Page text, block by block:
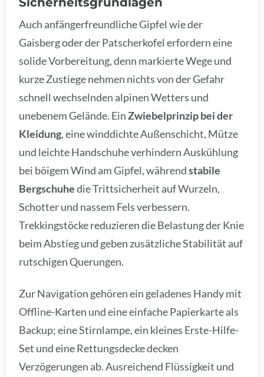
Auch anfängerfreundliche Gipfel wie der
Gaisberg oder der Patscherkofel erfordern eine
solide Vorbereitung, denn markierte Wege und
kurze Zustiege nehmen nichts von der Gefahr
schnell wechselnden alpinen Wetters und
unebenem Gelände. EinZwiebelprinzip bei der
Kleidung, eine winddichte Außenschicht, Mütze
und leichte Handschuhe verhindern Auskühlung
bei böigem Wind am Gipfel, währendstabile
Bergschuhedie Trittsicherheit auf Wurzeln,
Schotter und nassem Fels verbessern.
Trekkingstöcke reduzieren die Belastung der Knie
beim Abstieg und geben zusätzliche Stabilität auf
rutschigen Querungen.
Zur Navigation gehören ein geladenes Handy mit
Offline-Karten und eine einfache Papierkarte als
Backup; eine Stirnlampe, ein kleines Erste-Hilfe-
Set und eine Rettungsdecke decken
Verzögerungen ab. Ausreichend Flüssigkeit und